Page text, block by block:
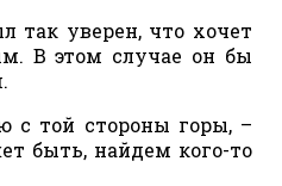
так уверен, что хочет
В этом случае он бы
с той стороны горы, –
быть, найдем кого-то